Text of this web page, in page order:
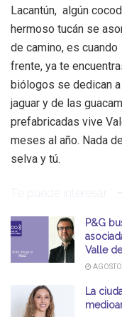
Lacantún, algún
hermoso tucán se
de camino, es
frente, ya te
biólogos se dedican
jaguar y de las
prefabricadas vive
meses al año. Nada
selva y tú.
Te puede interesar
P&G
Valle
La